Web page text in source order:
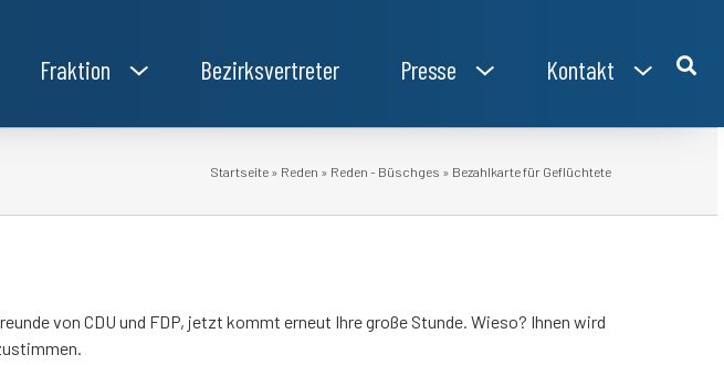
Fraktion Bezirksvertreter Presse Kontakt
Startseite » Reden » Reden - Büschges » Bezahlkarte für Geflüchtete
von CDU und FDP, jetzt kommt erneut Ihre große Stunde. Wieso? Ihnen wird